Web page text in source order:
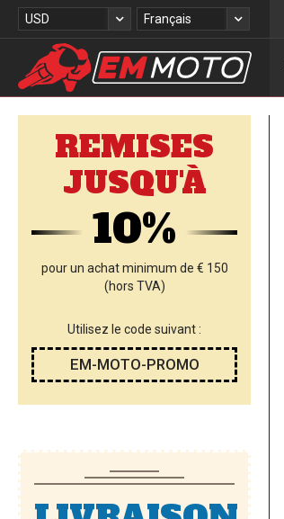
Allez
Devise
USD Langue
Français
REMISES
JUSQU'À
10%
pour un achat minimum de € 150
(hors TVA)
Utilisez le code suivant :
EM-MOTO-PROMO